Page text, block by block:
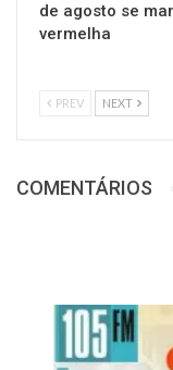
de agosto se
vermelha
PREV NEXT
COMENTÁRIOS